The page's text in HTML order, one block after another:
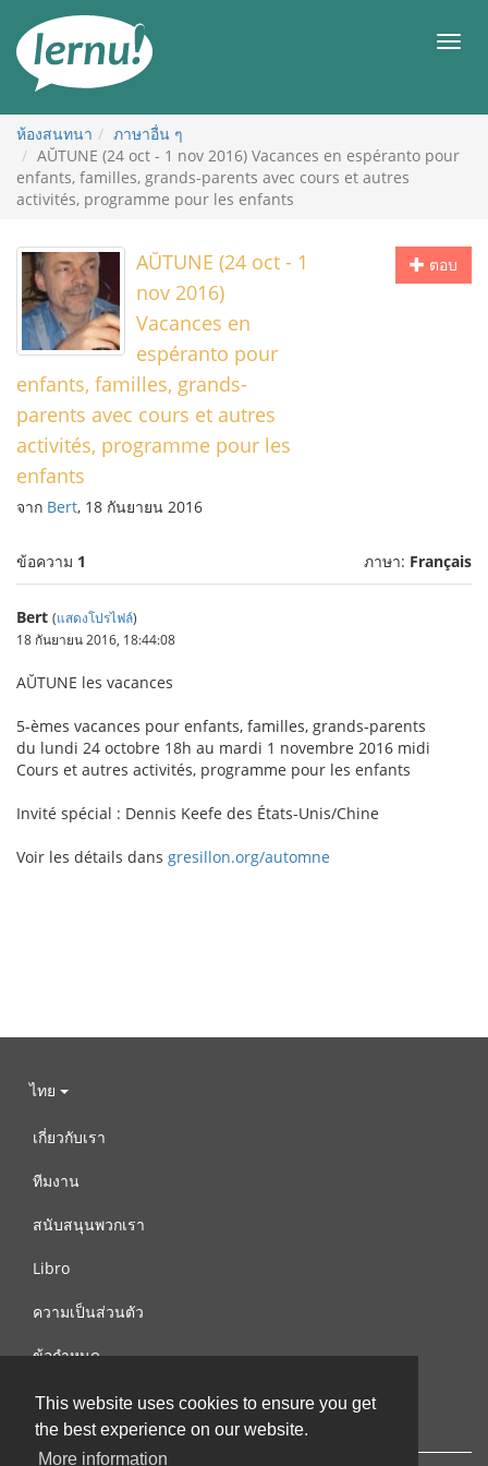
This website uses cookies to ensure you get
the best experience on our website.
More information
สารบัญ
เมนู
ห้องสนทนา
ภาษาอื่น ๆ
AŬTUNE (24 oct - 1 nov 2016) Vacances en espéranto pour
enfants, familles, grands-parents avec cours et autres
activités, programme pour les enfants
ตอบ
AŬTUNE (24 oct - 1
nov 2016)
Vacances en
espéranto pour
enfants, familles, grands-
parents avec cours et autres
activités, programme pour les
enfants
จาก Bert, 18 กันยายน 2016
ข้อความ 1 ภาษา: Français
Bert (แสดงโปรไฟล์)
18 กันยายน 2016, 18:44:08
AŬTUNE les vacances
5-èmes vacances pour enfants, familles, grands-parents
du lundi 24 octobre 18h au mardi 1 novembre 2016 midi
Cours et autres activités, programme pour les enfants
Invité spécial : Dennis Keefe des États-Unis/Chine
Voir les détails dans gresillon.org/automne
ไทย
เกี่ยวกับเรา
ทีมงาน
สนับสนุนพวกเรา
Libro
ความเป็นส่วนตัว
ข้อกำหนด
ติดต่อเรา